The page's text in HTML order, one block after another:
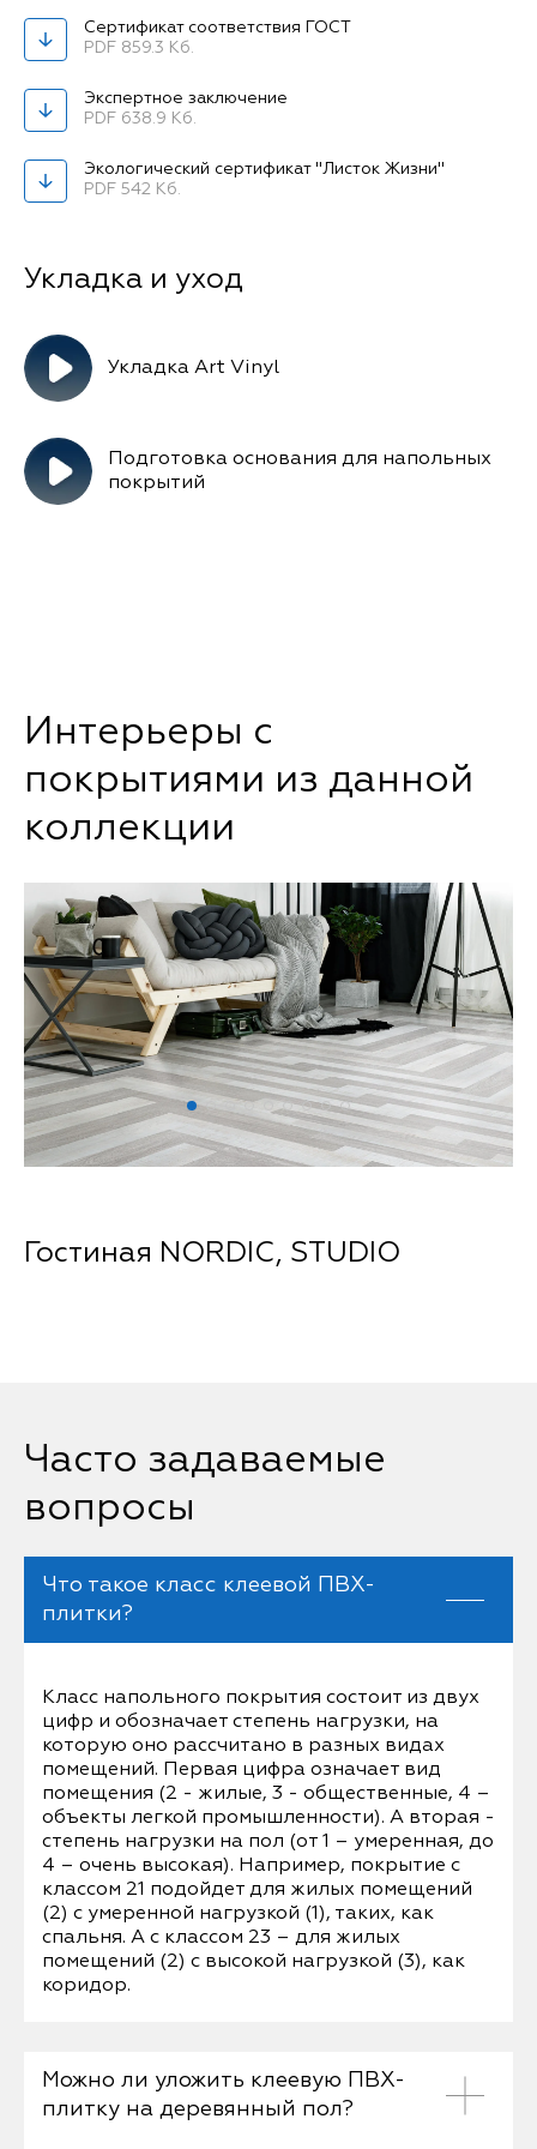
Сертификат соответствия ГОСТ
PDF 859.3 Кб.
Экспертное заключение
PDF 638.9 Кб.
Экологический сертификат "Листок Жизни"
PDF 542 Кб.
Укладка Art Vinyl
Подготовка основания для напольных
покрытий
Интерьеры с
покрытиями из данной
коллекции
Гостиная NORDIC, STUDIO
Часто задаваемые
вопросы
Что такое класс клеевой ПВХ-
плитки?
Класс напольного покрытия состоит из двух
цифр и обозначает степень нагрузки, на
которую оно рассчитано в разных видах
помещений. Первая цифра означает вид
помещения (2 - жилые, 3 - общественные, 4 –
объекты легкой промышленности). А вторая -
степень нагрузки на пол (от 1 – умеренная, до
4 – очень высокая). Например, покрытие с
классом 21 подойдет для жилых помещений
(2) с умеренной нагрузкой (1), таких, как
спальня. А с классом 23 – для жилых
помещений (2) с высокой нагрузкой (3), как
коридор.
Можно ли уложить клеевую ПВХ-
плитку на деревянный пол?